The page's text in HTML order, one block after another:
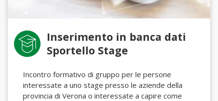
Inserimento in banca dati
Sportello Stage
Incontro formativo di gruppo per le persone
interessate a uno stage presso le aziende della
provincia di Verona o interessate a capire come